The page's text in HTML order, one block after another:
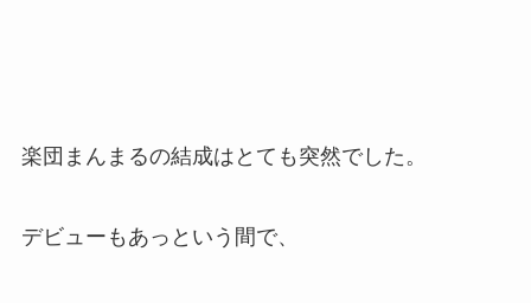
楽団まんまるの結成はとても突然でした。
デビューもあっという間で、